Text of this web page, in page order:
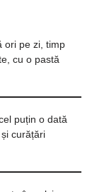
ori pe zi, timp
cu o pastă
puțin o dată
curățări